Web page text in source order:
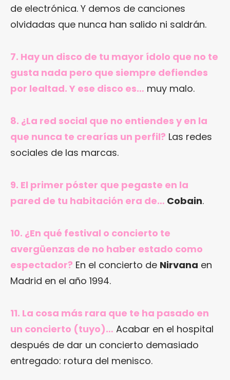
de electrónica. Y demos de canciones
olvidadas que nunca han salido ni saldrán.
7. Hay un disco de tu mayor ídolo que no te
gusta nada pero que siempre defiendes
por lealtad. Y ese disco es… muy malo.
8. ¿La red social que no entiendes y en la
que nunca te crearías un perfil? Las redes
sociales de las marcas.
9. El primer póster que pegaste en la
pared de tu habitación era de… Cobain.
10. ¿En qué festival o concierto te
avergüenzas de no haber estado como
espectador? En el concierto de Nirvana en
Madrid en el año 1994.
11. La cosa más rara que te ha pasado en
un concierto (tuyo)… Acabar en el hospital
después de dar un concierto demasiado
entregado: rotura del menisco.